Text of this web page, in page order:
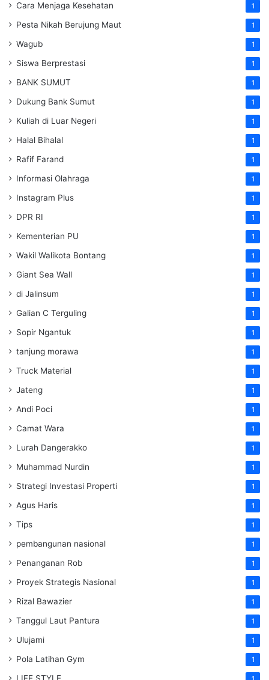
Cara Menjaga Kesehatan 1
Pesta Nikah Berujung Maut 1
Wagub 1
Siswa Berprestasi 1
BANK SUMUT 1
Dukung Bank Sumut 1
Kuliah di Luar Negeri 1
Halal Bihalal 1
Rafif Farand 1
Informasi Olahraga 1
Instagram Plus 1
DPR RI 1
Kementerian PU 1
Wakil Walikota Bontang 1
Giant Sea Wall 1
di Jalinsum 1
Galian C Terguling 1
Sopir Ngantuk 1
tanjung morawa 1
Truck Material 1
Jateng 1
Andi Poci 1
Camat Wara 1
Lurah Dangerakko 1
Muhammad Nurdin 1
Strategi Investasi Properti 1
Agus Haris 1
Tips 1
pembangunan nasional 1
Penanganan Rob 1
Proyek Strategis Nasional 1
Rizal Bawazier 1
Tanggul Laut Pantura 1
Ulujami 1
Pola Latihan Gym 1